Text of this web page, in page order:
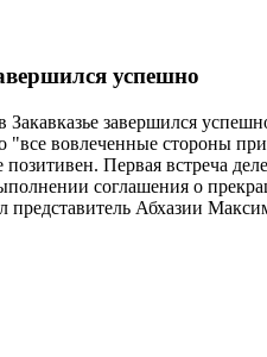
успешно
завершился
"все вовлеченные стороны
Первая встреча
соглашения о
Абхазии